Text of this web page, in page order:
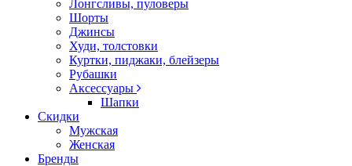
Лонгсливы, пуловеры
Шорты
Джинсы
Худи, толстовки
Куртки, пиджаки, блейзеры
Рубашки
Аксессуары
Шапки
Скидки
Мужская
Женская
Бренды